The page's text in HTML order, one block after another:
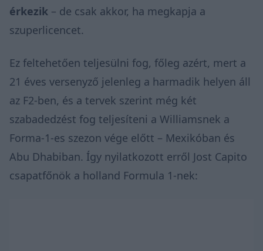
érkezik – de csak akkor, ha megkapja a
szuperlicencet.
Ez feltehetően teljesülni fog, főleg azért, mert a
21 éves versenyző jelenleg a harmadik helyen áll
az F2-ben, és a tervek szerint még két
szabadedzést fog teljesíteni a Williamsnek a
Forma-1-es szezon vége előtt – Mexikóban és
Abu Dhabiban. Így nyilatkozott erről Jost Capito
csapatfőnök a holland Formula 1-nek: